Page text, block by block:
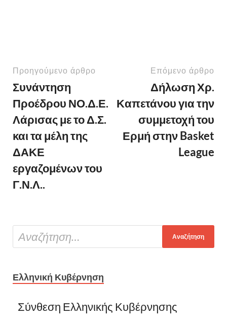
Προηγούμενο άρθρο
Συνάντηση
Προέδρου ΝΟ.Δ.Ε.
Λάρισας με το Δ.Σ.
και τα μέλη της
ΔΑΚΕ
εργαζομένων του
Γ.Ν.Λ..
Επόμενο άρθρο
Δήλωση Χρ.
Καπετάνου για την
συμμετοχή του
Ερμή στην Basket
League
Ελληνική Κυβέρνηση
Σύνθεση Ελληνικής Κυβέρνησης